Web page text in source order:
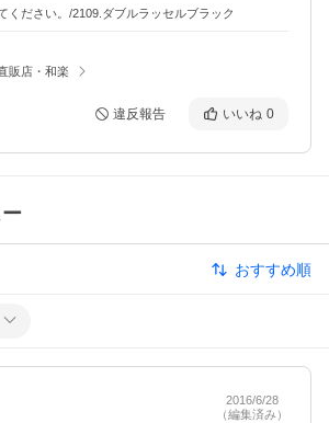
ください。/2109.ダブルラッセルブラック
販店・和楽
違反報告 いいね 0
おすすめ順
2016/6/28
（編集済み）